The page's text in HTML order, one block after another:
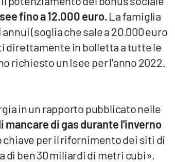
fino a 12.000 euro.La famiglia
(soglia che sale a 20.000 euro
direttamente in bolletta a tutte le
richiesto un Isee per l'anno 2022.
in un rapporto pubblicato nelle
mancare di gas durante l'inverno
per il rifornimento dei siti di
ben 30 miliardi di metri cubi».